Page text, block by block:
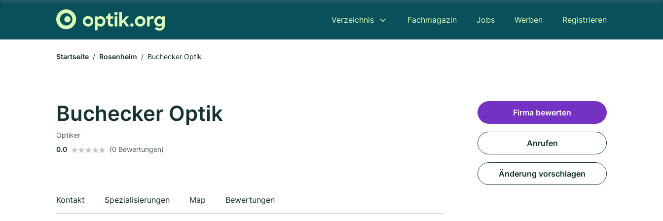
Verzeichnis Fachmagazin Jobs Werben Registrieren
Startseite Rosenheim Buchecker Optik
Buchecker Optik
Optiker
0.0
(0 Bewertungen)
Kontakt Spezialisierungen Map Bewertungen
Firma bewerten
Anrufen
Änderung vorschlagen